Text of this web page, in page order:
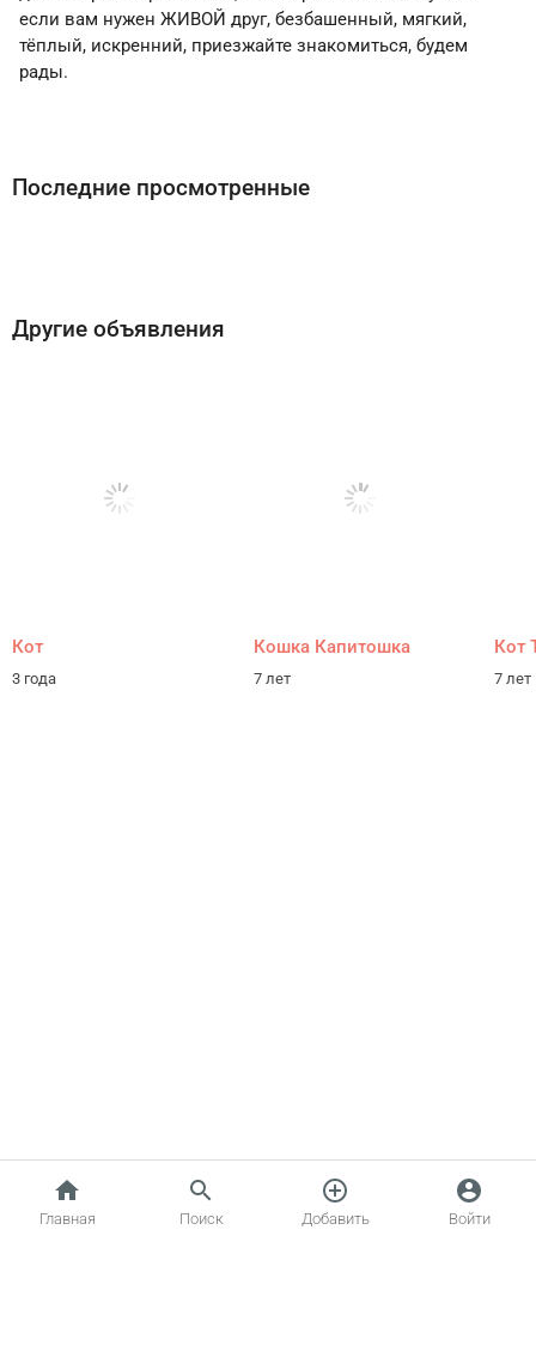
если вам нужен ЖИВОЙ друг, безбашенный, мягкий,
тёплый, искренний, приезжайте знакомиться, будем
рады.
Последние просмотренные
Другие объявления
Кот
3 года
Кошка Капитошка
7 лет
Кот
7 лет
home
Главная
search
Поиск
add_circle_outline
Добавить
account_circle
Войти